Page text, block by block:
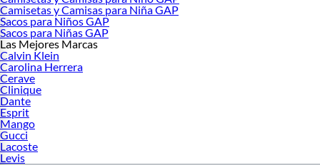
Camisetas y Camisas para Niña GAP
Sacos para Niños GAP
Sacos para Niñas GAP
Las Mejores Marcas
Calvin Klein
Carolina Herrera
Cerave
Clinique
Dante
Esprit
Mango
Gucci
Lacoste
Levis